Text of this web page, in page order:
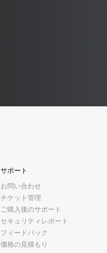
サポート
お問い合わせ
チケット管理
ご購入後のサポート
セキュリティレポート
フィードバック
価格の見積もり